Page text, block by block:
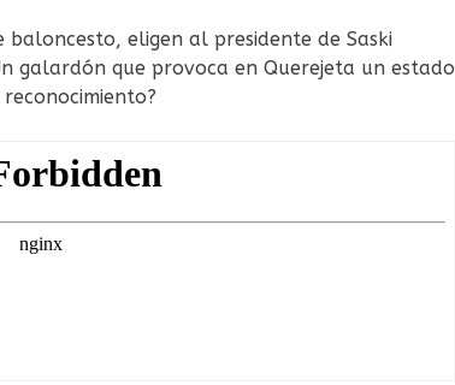
eligen al presidente de Saski
galardón que provoca en Querejeta un estado